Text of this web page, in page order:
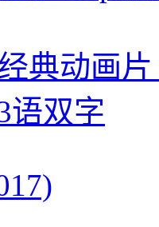
典动画
语双字